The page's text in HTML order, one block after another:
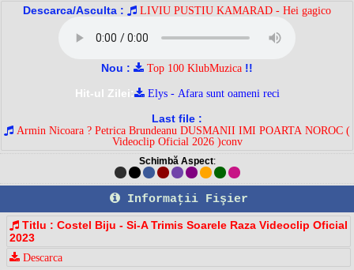
Descarca/Asculta :
LIVIU PUSTIU KAMARAD - Hei gagico
Nou : Top 100 KlubMuzica !!
Hit-ul Zilei:
Elys - Afara sunt oameni reci
Last file :
Armin Nicoara ? Petrica Brundeanu DUSMANII IMI POARTA NOROC (
Videoclip Oficial 2026 )conv
Schimbă Aspect:
Informaţii Fişier
Titlu : Costel Biju - Si-A Trimis Soarele Raza Videoclip Oficial
2023
Descarca